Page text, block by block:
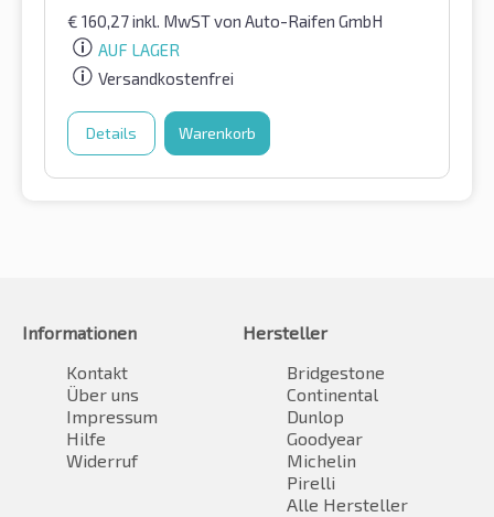
€ 160,27inkl. MwSTvon Auto-Raifen GmbH
AUF LAGER
Versandkostenfrei
Details Warenkorb
Informationen
Kontakt
Über uns
Impressum
Hilfe
Widerruf
Hersteller
Bridgestone
Continental
Dunlop
Goodyear
Michelin
Pirelli
Alle Hersteller